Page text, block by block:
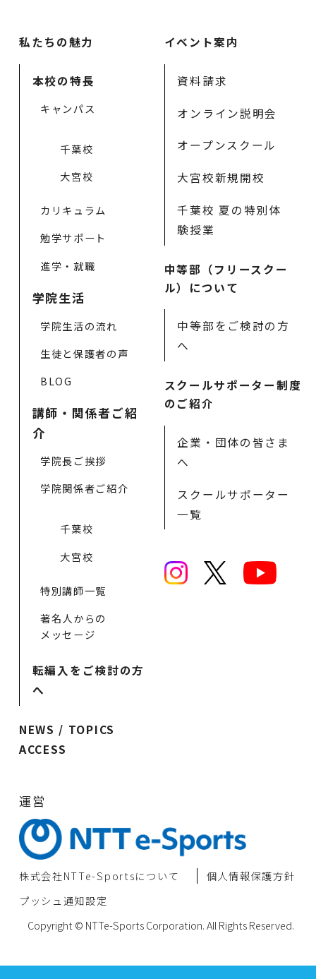
私たちの魅力
本校の特長
キャンパス
千葉校
大宮校
カリキュラム
勉学サポート
進学・就職
学院生活
学院生活の流れ
生徒と保護者の声
BLOG
講師・関係者ご紹
介
学院長ご挨拶
学院関係者ご紹介
千葉校
大宮校
特別講師一覧
著名人からの
メッセージ
転編入をご検討の方
へ
NEWS / TOPICS
ACCESS
イベント案内
資料請求
オンライン説明会
オープンスクール
大宮校新規開校
千葉校 夏の特別体
験授業
中等部（フリースクー
ル）について
中等部をご検討の方
へ
スクールサポーター制度
のご紹介
企業・団体の皆さま
へ
スクールサポーター
一覧
運営
株式会社NTTe-Sportsについて
個⼈情報保護⽅針
プッシュ通知設定
Copyright © NTTe-Sports Corporation. All Rights Reserved.